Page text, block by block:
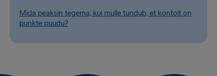
Mida peaksin tegema, kui mulle tundub, et kontolt on
punkte puudu?